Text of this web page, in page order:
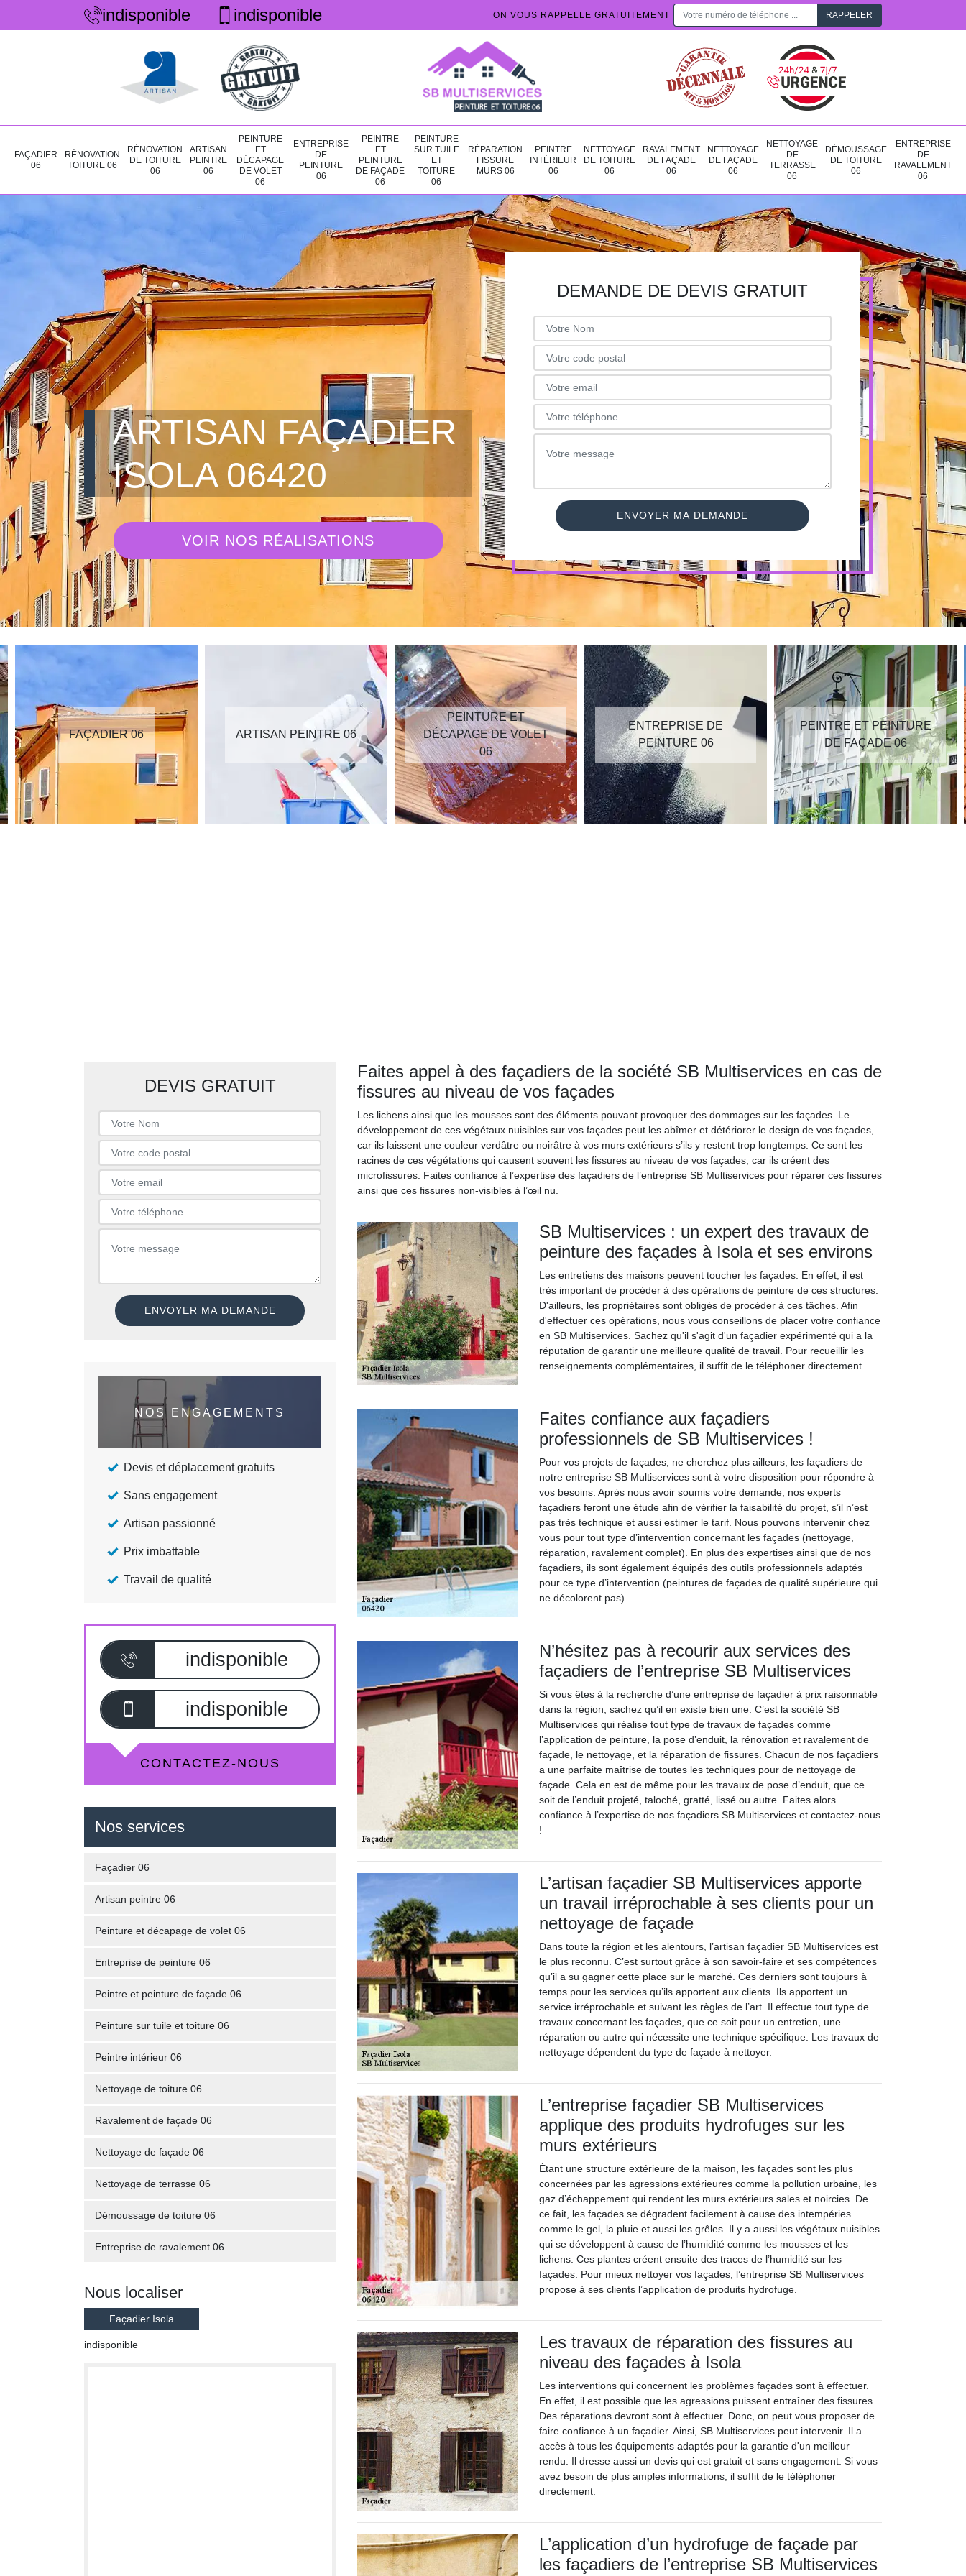
indisponible indisponible ON VOUS RAPPELLE GRATUITEMENT
FAÇADIER
06
RÉNOVATION
TOITURE 06
RÉNOVATION
DE TOITURE
06
ARTISAN
PEINTRE
06
PEINTURE
ET
DÉCAPAGE
DE VOLET
06
ENTREPRISE
DE
PEINTURE
06
PEINTRE
ET
PEINTURE
DE FAÇADE
06
PEINTURE
SUR TUILE
ET
TOITURE
06
RÉPARATION
FISSURE
MURS 06
PEINTRE
INTÉRIEUR
06
NETTOYAGE
DE TOITURE
06
RAVALEMENT
DE FAÇADE
06
NETTOYAGE
DE FAÇADE
06
NETTOYAGE
DE
TERRASSE
06
DÉMOUSSAGE
DE TOITURE
06
ENTREPRISE
DE
RAVALEMENT
06
ARTISAN FAÇADIER
ISOLA 06420
VOIR NOS RÉALISATIONS
DEMANDE DE DEVIS GRATUIT
FAÇADIER 06 ARTISAN PEINTRE 06
PEINTURE ET
DÉCAPAGE DE VOLET
06
ENTREPRISE DE
PEINTURE 06
PEINTRE ET PEINTURE
DE FAÇADE 06
DEVIS GRATUIT
NOS ENGAGEMENTS
Devis et déplacement gratuits
Sans engagement
Artisan passionné
Prix imbattable
Travail de qualité
indisponible
indisponible
CONTACTEZ-NOUS
Nos services
Façadier 06
Artisan peintre 06
Peinture et décapage de volet 06
Entreprise de peinture 06
Peintre et peinture de façade 06
Peinture sur tuile et toiture 06
Peintre intérieur 06
Nettoyage de toiture 06
Ravalement de façade 06
Nettoyage de façade 06
Nettoyage de terrasse 06
Démoussage de toiture 06
Entreprise de ravalement 06
Nous localiser
Façadier Isola
indisponible
Faites appel à des façadiers de la société SB Multiservices en cas de
fissures au niveau de vos façades
Les lichens ainsi que les mousses sont des éléments pouvant provoquer des dommages sur les façades. Le
développement de ces végétaux nuisibles sur vos façades peut les abîmer et détériorer le design de vos façades,
car ils laissent une couleur verdâtre ou noirâtre à vos murs extérieurs s’ils y restent trop longtemps. Ce sont les
racines de ces végétations qui causent souvent les fissures au niveau de vos façades, car ils créent des
microfissures. Faites confiance à l’expertise des façadiers de l’entreprise SB Multiservices pour réparer ces fissures
ainsi que ces fissures non-visibles à l’œil nu.
SB Multiservices : un expert des travaux de
peinture des façades à Isola et ses environs
Les entretiens des maisons peuvent toucher les façades. En effet, il est
très important de procéder à des opérations de peinture de ces structures.
D'ailleurs, les propriétaires sont obligés de procéder à ces tâches. Afin
d'effectuer ces opérations, nous vous conseillons de placer votre confiance
en SB Multiservices. Sachez qu'il s'agit d'un façadier expérimenté qui a la
réputation de garantir une meilleure qualité de travail. Pour recueillir les
renseignements complémentaires, il suffit de le téléphoner directement.
Faites confiance aux façadiers
professionnels de SB Multiservices !
Pour vos projets de façades, ne cherchez plus ailleurs, les façadiers de
notre entreprise SB Multiservices sont à votre disposition pour répondre à
vos besoins. Après nous avoir soumis votre demande, nos experts
façadiers feront une étude afin de vérifier la faisabilité du projet, s’il n’est
pas très technique et aussi estimer le tarif. Nous pouvons intervenir chez
vous pour tout type d’intervention concernant les façades (nettoyage,
réparation, ravalement complet). En plus des expertises ainsi que de nos
façadiers, ils sont également équipés des outils professionnels adaptés
pour ce type d’intervention (peintures de façades de qualité supérieure qui
ne décolorent pas).
N’hésitez pas à recourir aux services des
façadiers de l’entreprise SB Multiservices
Si vous êtes à la recherche d’une entreprise de façadier à prix raisonnable
dans la région, sachez qu’il en existe bien une. C’est la société SB
Multiservices qui réalise tout type de travaux de façades comme
l’application de peinture, la pose d’enduit, la rénovation et ravalement de
façade, le nettoyage, et la réparation de fissures. Chacun de nos façadiers
a une parfaite maîtrise de toutes les techniques pour de nettoyage de
façade. Cela en est de même pour les travaux de pose d’enduit, que ce
soit de l’enduit projeté, taloché, gratté, lissé ou autre. Faites alors
confiance à l’expertise de nos façadiers SB Multiservices et contactez-nous
!
L’artisan façadier SB Multiservices apporte
un travail irréprochable à ses clients pour un
nettoyage de façade
Dans toute la région et les alentours, l’artisan façadier SB Multiservices est
le plus reconnu. C’est surtout grâce à son savoir-faire et ses compétences
qu’il a su gagner cette place sur le marché. Ces derniers sont toujours à
temps pour les services qu’ils apportent aux clients. Ils apportent un
service irréprochable et suivant les règles de l’art. Il effectue tout type de
travaux concernant les façades, que ce soit pour un entretien, une
réparation ou autre qui nécessite une technique spécifique. Les travaux de
nettoyage dépendent du type de façade à nettoyer.
L’entreprise façadier SB Multiservices
applique des produits hydrofuges sur les
murs extérieurs
Étant une structure extérieure de la maison, les façades sont les plus
concernées par les agressions extérieures comme la pollution urbaine, les
gaz d’échappement qui rendent les murs extérieurs sales et noircies. De
ce fait, les façades se dégradent facilement à cause des intempéries
comme le gel, la pluie et aussi les grêles. Il y a aussi les végétaux nuisibles
qui se développent à cause de l’humidité comme les mousses et les
lichens. Ces plantes créent ensuite des traces de l’humidité sur les
façades. Pour mieux nettoyer vos façades, l’entreprise SB Multiservices
propose à ses clients l’application de produits hydrofuge.
Les travaux de réparation des fissures au
niveau des façades à Isola
Les interventions qui concernent les problèmes façades sont à effectuer.
En effet, il est possible que les agressions puissent entraîner des fissures.
Des réparations devront sont à effectuer. Donc, on peut vous proposer de
faire confiance à un façadier. Ainsi, SB Multiservices peut intervenir. Il a
accès à tous les équipements adaptés pour la garantie d'un meilleur
rendu. Il dresse aussi un devis qui est gratuit et sans engagement. Si vous
avez besoin de plus amples informations, il suffit de le téléphoner
directement.
L’application d’un hydrofuge de façade par
les façadiers de l’entreprise SB Multiservices